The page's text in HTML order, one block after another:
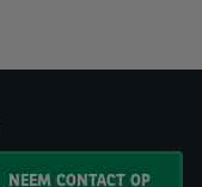
NEEM CONTACT OP